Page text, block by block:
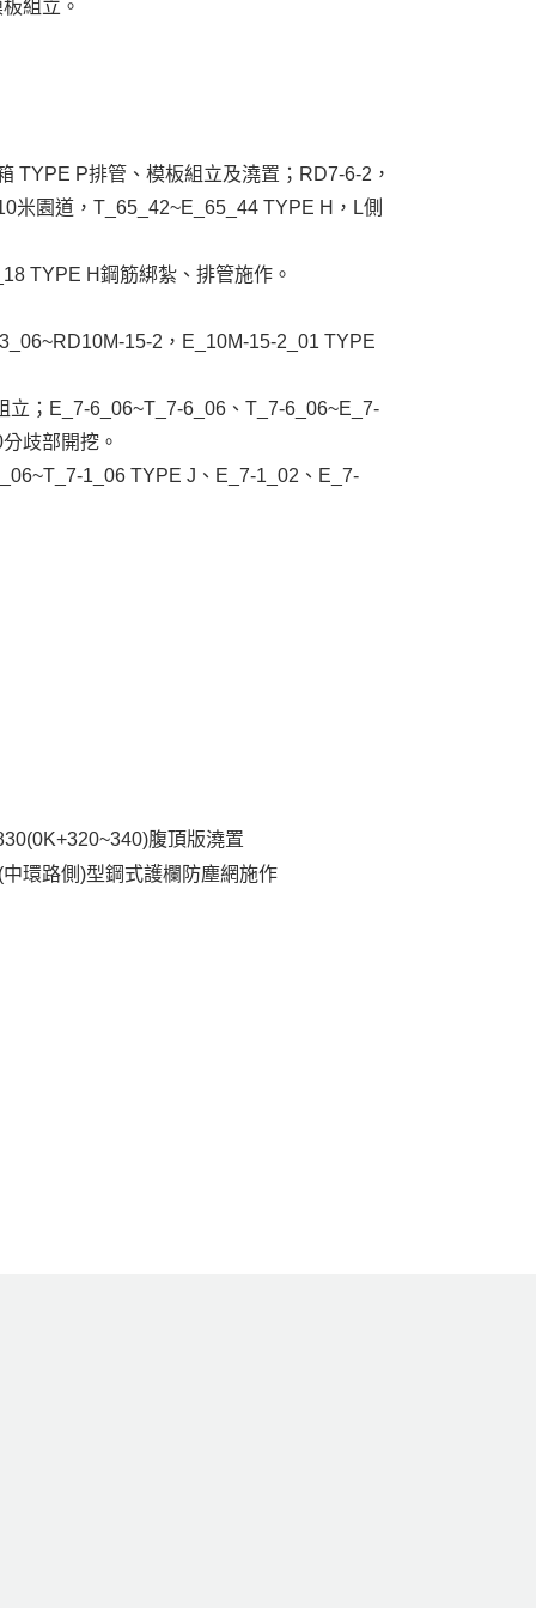
組立。
TYPE P排管、模板組立及澆置；RD7-6-2，
米園道，T_65_42~E_65_44 TYPE H，L側
TYPE H鋼筋綁紮、排管施作。
15-2，E_10M-15-2_01 TYPE
；E_7-6_06~T_7-6_06、T_7-6_06~E_7-
歧部開挖。
1_06 TYPE J、E_7-1_02、E_7-
腹頂版澆置
環路側)型鋼式護欄防塵網施作